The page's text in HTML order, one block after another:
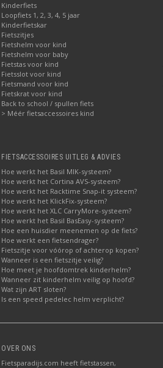
Kinderfiets
Loopfiets 1, 2, 3, 4, 5 jaar
Kinderfietskar
Fietszitjes
Fietshelm voor kind
Fietshelm voor baby
Fietstas voor kind
Fietsslot voor kind
Fietsmand voor kind
Fietskrat voor kind
Back to school / spullen fiets
> Méér fietsaccessoires kind
FIETSACCESSOIRES UITLEG & ADVIES
Hoe werkt het Basil MIK-systeem?
Hoe werkt het Cortina AVS-systeem?
Hoe werkt het Racktime Snap-it systeem?
Hoe werkt het KlickFix-systeem?
Hoe werkt het XLC CarryMore-systeem?
Hoe werkt het Basil BasEasy-systeem?
Hoe een huisdier meenemen op de fiets?
Hoe werkt een fietsendrager?
Fietszitje voor vóórop of achterop kopen?
Wanneer is een fietszitje veilig?
Hoe meet je hoofdomtrek kinderhelm?
Wanneer zit kinderhelm veilig op hoofd?
Wat zijn ART sloten?
Is een speed pedelec helm verplicht?
OVER ONS
Fietsparadijs.com heeft fietstassen,